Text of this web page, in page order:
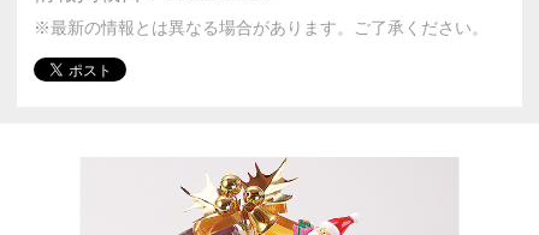
※最新の情報とは異なる場合があります。ご了承ください。